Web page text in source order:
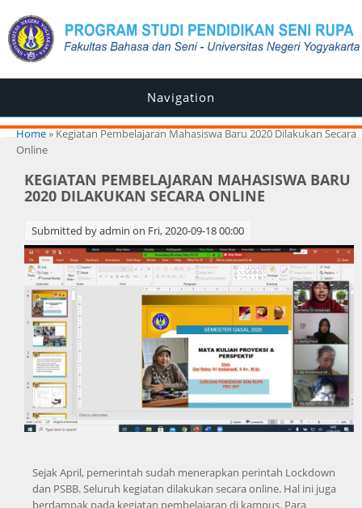
Navigation
You are here
Home» Kegiatan Pembelajaran Mahasiswa Baru 2020 Dilakukan Secara
Online
KEGIATAN PEMBELAJARAN MAHASISWA BARU
2020 DILAKUKAN SECARA ONLINE
Submitted byadmin on Fri, 2020-09-18 00:00
Sejak April, pemerintah sudah menerapkan perintah Lockdown
dan PSBB. Seluruh kegiatan dilakukan secara online. Hal ini juga
berdampak pada kegiatan pembelajaran di kampus. Para